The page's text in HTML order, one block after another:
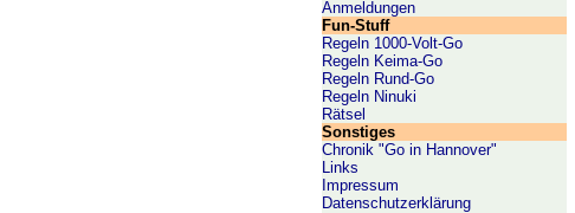
Anmeldungen
Fun-Stuff
Regeln 1000-Volt-Go
Regeln Keima-Go
Regeln Rund-Go
Regeln Ninuki
Rätsel
Sonstiges
Chronik "Go in Hannover"
Links
Impressum
Datenschutzerklärung